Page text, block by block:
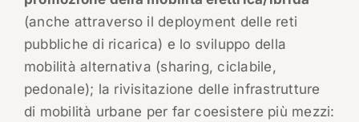
(anche attraverso il deployment delle reti
pubbliche di ricarica) e lo sviluppo della
mobilità alternativa (sharing, ciclabile,
pedonale); la rivisitazione delle infrastrutture
di mobilità urbane per far coesistere più mezzi: